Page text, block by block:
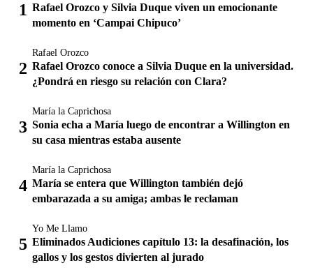
Rafael Orozco y Silvia Duque viven un emocionante
momento en ‘Campai Chipuco’
Rafael Orozco
Rafael Orozco conoce a Silvia Duque en la universidad.
¿Pondrá en riesgo su relación con Clara?
María la Caprichosa
Sonia echa a María luego de encontrar a Willington en
su casa mientras estaba ausente
María la Caprichosa
María se entera que Willington también dejó
embarazada a su amiga; ambas le reclaman
Yo Me Llamo
Eliminados Audiciones capítulo 13: la desafinación, los
gallos y los gestos divierten al jurado